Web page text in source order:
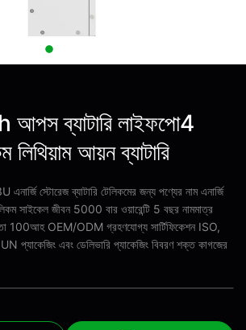
ব্যাটারি লাইফপো4
লিথিয়াম আয়ন ব্যাটারি
স্টোরেজ ব্যাটারি টেলিকমের জন্য পণ্যের নাম এনার্জি
সাইকেল জীবন 5000 বার ওয়ারেন্টি 5 বছর নামমাত্র
100আহ OEM/ODM গ্রহণযোগ্য সার্টিফিকেশন ISO,
এবং ডেলিভারি প্যাকেজিং বিবরণ শক্ত কাগজের